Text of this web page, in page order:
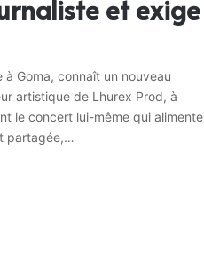
et exige
Goma, connaît un nouveau
artistique de Lhurex Prod, à
le concert lui-même qui alimente
partagée,…